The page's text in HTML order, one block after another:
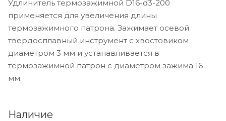
Удлинитель термозажимной D16-d3-200
применяется для увеличения длины
термозажимного патрона. Зажимает осевой
твердосплавный инструмент с хвостовиком
диаметром 3 мм и устанавливается в
термозажимной патрон с диаметром зажима 16
мм.
Наличие